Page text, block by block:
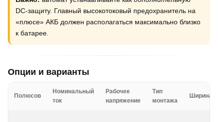
DC-защиту. Главный высокотоковый предохранитель на
«плюсе» АКБ должен располагаться максимально близко
к батарее.
Опции и варианты
Полюсов
Номинальный
ток
Рабочее
напряжение
Тип
монтажа
Ширина